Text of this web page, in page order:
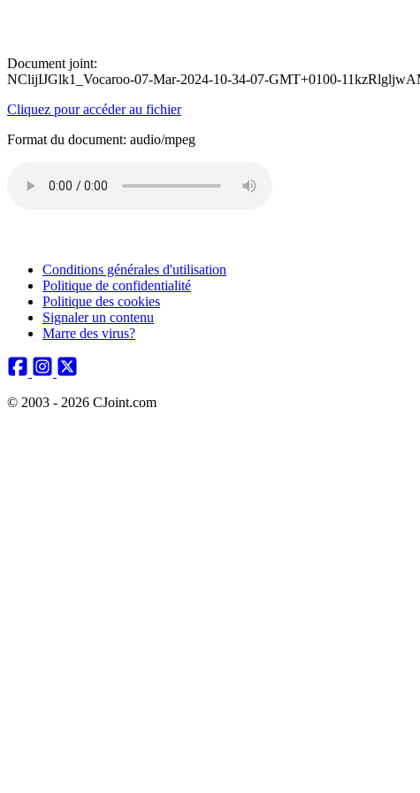
Document joint:
NClijIJGlk1_Vocaroo-07-Mar-2024-10-34-07-GMT+0100-
Cliquez pour accéder au fichier
Format du document: audio/mpeg
Conditions générales d'utilisation
Politique de confidentialité
Politique des cookies
Signaler un contenu
Marre des virus?
© 2003 - 2026 CJoint.com